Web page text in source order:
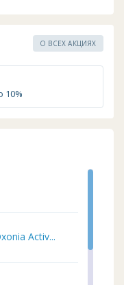
О ВСЕХ АКЦИЯХ
10%
Activ...